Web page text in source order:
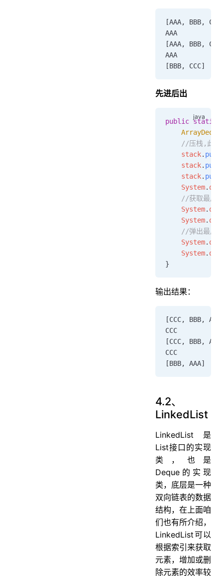
[AAA, BBB,
AAA
[AAA, BBB,
AAA
[BBB, CCC]
先进后出
public static
    ArrayDeque
//压栈,此
    stack
. push
    stack
. push
    stack
. push
    System
. out
//获取最后
    System
. out
    System
. out
//弹出最后
    System
. out
    System
. out
}
输出结果：
[CCC, BBB,
CCC
[CCC, BBB,
CCC
[BBB, AAA]
4.2、
LinkedList
LinkedList是
List接口的实现
类，也是
Deque的实现
类，底层是一种
双向链表的数据
结构，在上面咱
们也有所介绍，
LinkedList可以
根据索引来获取
元素，增加或删
除元素的效率较